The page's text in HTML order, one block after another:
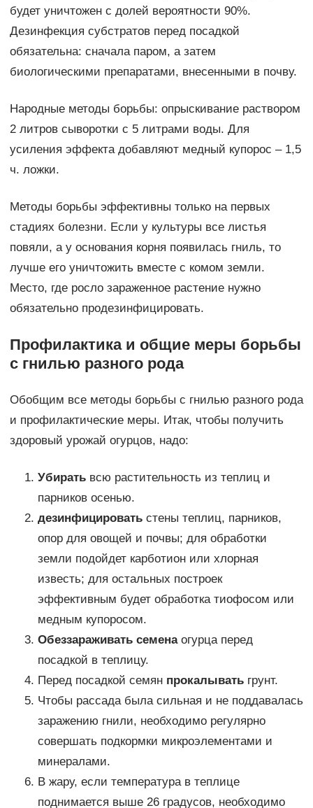
будет уничтожен с долей вероятности 90%.
Дезинфекция субстратов перед посадкой
обязательна: сначала паром, а затем
биологическими препаратами, внесенными в почву.
Народные методы борьбы: опрыскивание раствором
2 литров сыворотки с 5 литрами воды. Для
усиления эффекта добавляют медный купорос – 1,5
ч. ложки.
Методы борьбы эффективны только на первых
стадиях болезни. Если у культуры все листья
повяли, а у основания корня появилась гниль, то
лучше его уничтожить вместе с комом земли.
Место, где росло зараженное растение нужно
обязательно продезинфицировать.
Профилактика и общие меры борьбы
с гнилью разного рода
Обобщим все методы борьбы с гнилью разного рода
и профилактические меры. Итак, чтобы получить
здоровый урожай огурцов, надо:
Убиратьвсю растительность из теплиц и
парников осенью.
дезинфицироватьстены теплиц, парников,
опор для овощей и почвы; для обработки
земли подойдет карботион или хлорная
известь; для остальных построек
эффективным будет обработка тиофосом или
медным купоросом.
Обеззараживать семенаогурца перед
посадкой в теплицу.
Перед посадкой семян прокалыватьгрунт.
Чтобы рассада была сильная и не поддавалась
заражению гнили, необходимо регулярно
совершать подкормки микроэлементами и
минералами.
В жару, если температура в теплице
поднимается выше 26 градусов, необходимо